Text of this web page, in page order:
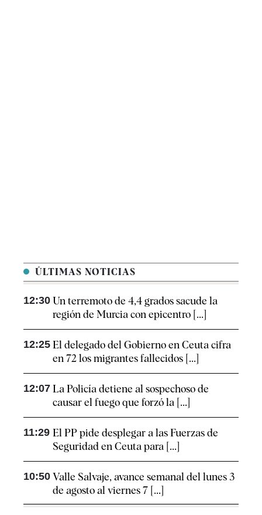
ÚLTIMAS NOTICIAS
12:30 Un terremoto de 4,4 grados sacude la
región de Murcia con epicentro [...]
12:25 El delegado del Gobierno en Ceuta cifra
en 72 los migrantes fallecidos [...]
12:07 La Policía detiene al sospechoso de
causar el fuego que forzó la [...]
11:29 El PP pide desplegar a las Fuerzas de
Seguridad en Ceuta para [...]
10:50 Valle Salvaje, avance semanal del lunes 3
de agosto al viernes 7 [...]